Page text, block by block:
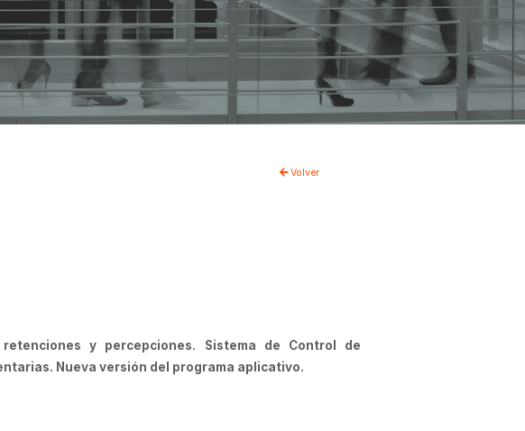
Volver
retenciones y percepciones. Sistema de Control de
Nueva versión del programa aplicativo.